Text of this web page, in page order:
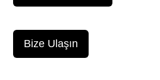
Bize Ulaşın